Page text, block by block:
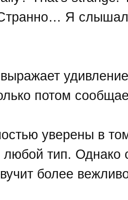
Я слышал
потом
уверены в
любой тип. Однако
более